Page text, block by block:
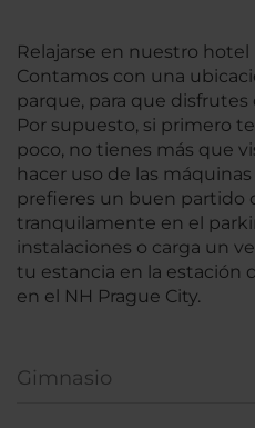
Relajarse en nuestro
Contamos con una
parque, para que disfrutes
Por supuesto, si primero
poco, no tienes más que
hacer uso de las
prefieres un buen partido
tranquilamente en el
instalaciones o carga un
tu estancia en la estación
en el NH Prague City.
Gimnasio